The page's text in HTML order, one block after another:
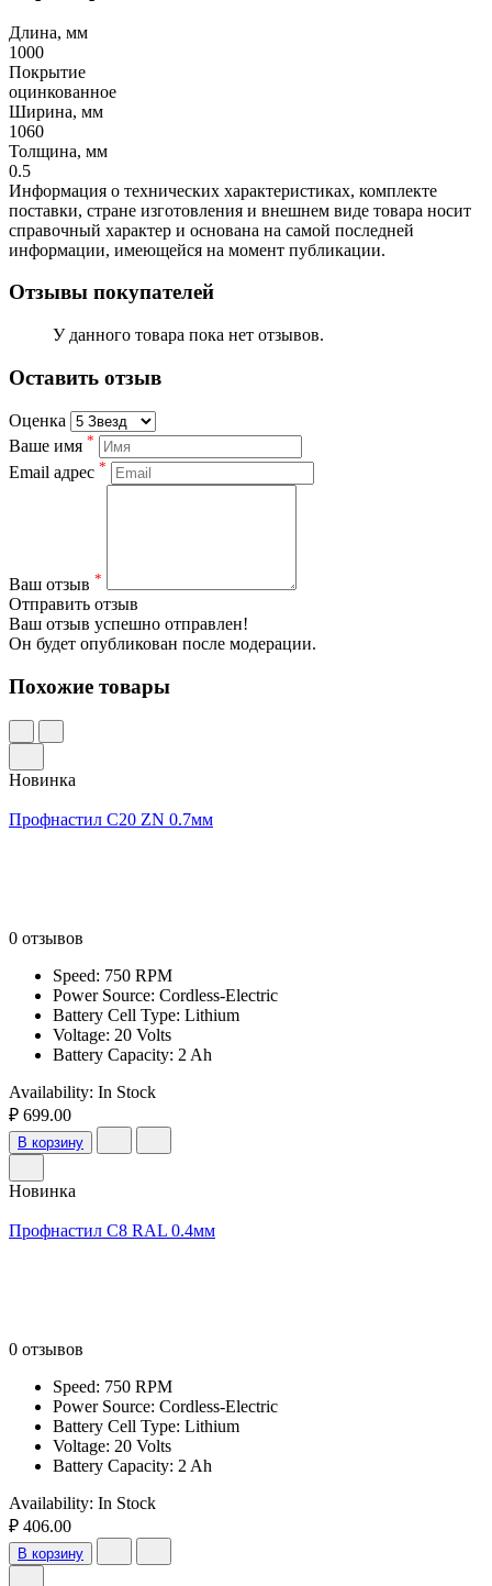
Длина, мм
1000
Покрытие
оцинкованное
Ширина, мм
1060
Толщина, мм
0.5
Информация о технических характеристиках, комплекте
поставки, стране изготовления и внешнем виде товара носит
справочный характер и основана на самой последней
информации, имеющейся на момент публикации.
Отзывы покупателей
У данного товара пока нет отзывов.
Оставить отзыв
Оценка
Ваше имя *
Email адрес *
Ваш отзыв *
Отправить отзыв
Ваш отзыв успешно отправлен!
Он будет опубликован после модерации.
Похожие товары
Новинка
Профнастил С20 ZN 0.7мм
0 отзывов
Speed: 750 RPM
Power Source: Cordless-Electric
Battery Cell Type: Lithium
Voltage: 20 Volts
Battery Capacity: 2 Ah
Availability: In Stock
₽ 699.00
В корзину
Новинка
Профнастил С8 RAL 0.4мм
0 отзывов
Speed: 750 RPM
Power Source: Cordless-Electric
Battery Cell Type: Lithium
Voltage: 20 Volts
Battery Capacity: 2 Ah
Availability: In Stock
₽ 406.00
В корзину